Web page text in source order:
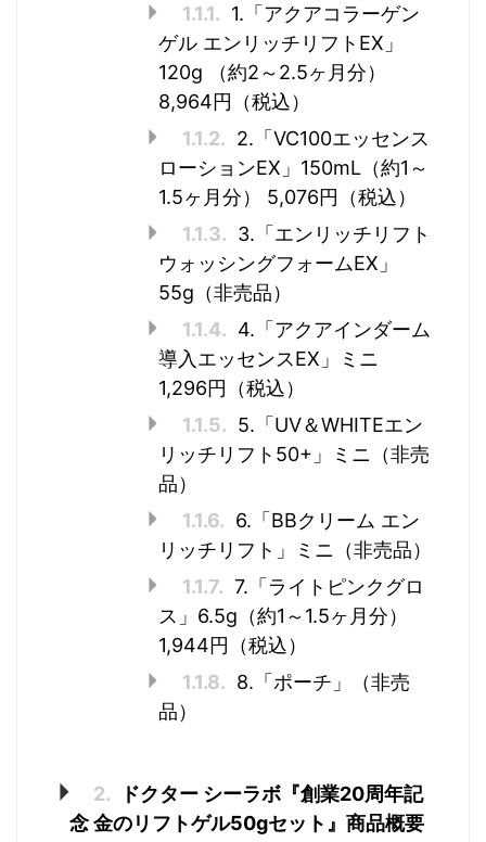
1.1.1. 1.「アクアコラーゲン
ゲル エンリッチリフトEX」
120g （約2～2.5ヶ月分）
8,964円（税込）
1.1.2. 2.「VC100エッセンス
ローションEX」150mL（約1～
1.5ヶ月分） 5,076円（税込）
1.1.3. 3.「エンリッチリフト
ウォッシングフォームEX」
55g（非売品）
1.1.4. 4.「アクアインダーム
導入エッセンスEX」ミニ
1,296円（税込）
1.1.5. 5.「UV＆WHITEエン
リッチリフト50+」ミニ（非売
品）
1.1.6. 6.「BBクリーム エン
リッチリフト」ミニ（非売品）
1.1.7. 7.「ライトピンクグロ
ス」6.5g（約1～1.5ヶ月分）
1,944円（税込）
1.1.8. 8.「ポーチ」（非売
品）
2.
ドクター シーラボ『創業20周年記
念 金のリフトゲル50gセット』商品概要